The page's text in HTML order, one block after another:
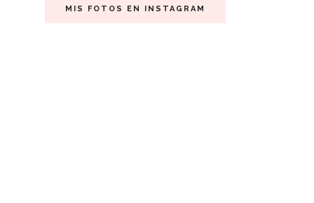
MIS FOTOS EN INSTAGRAM